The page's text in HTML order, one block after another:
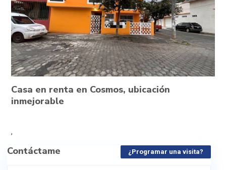
Casa en renta en Cosmos, ubicación
inmejorable
,
Contáctame ¿Programar una visita?